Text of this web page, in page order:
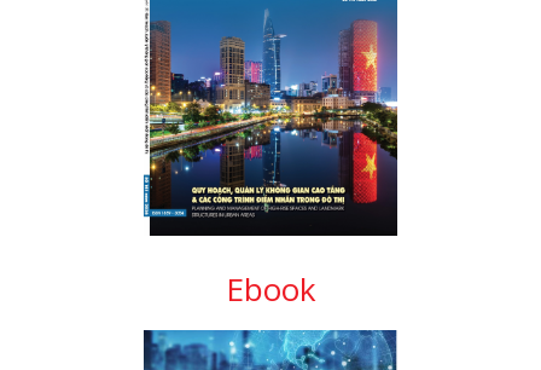
Ebook